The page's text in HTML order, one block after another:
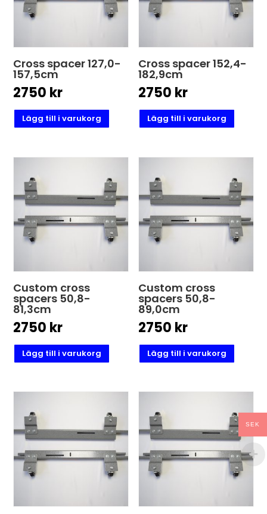
Cross spacer 127,0-
157,5cm
2750 kr
Lägg till i varukorg
Cross spacer 152,4-
182,9cm
2750 kr
Lägg till i varukorg
Custom cross
spacers 50,8-
81,3cm
2750 kr
Lägg till i varukorg
Custom cross
spacers 50,8-
89,0cm
2750 kr
Lägg till i varukorg
SEK